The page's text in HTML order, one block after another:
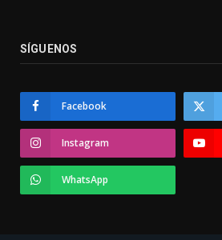
SÍGUENOS
Facebook
Instagram
WhatsApp